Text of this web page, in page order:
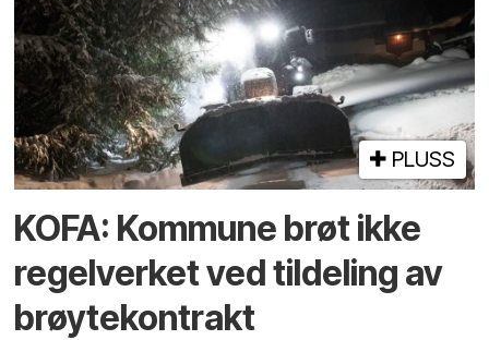
PLUSS
KOFA: Kommune brøt ikke
regelverket ved tildeling av
brøytekontrakt